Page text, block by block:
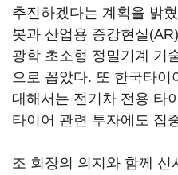
추진하겠다는 계획을 밝
봇과 산업용 증강현실
광학 초소형 정밀기계 기
으로 꼽았다. 또 한국타이
대해서는 전기차 전용 타
타이어 관련 투자에도 집
조 회장의 의지와 함께